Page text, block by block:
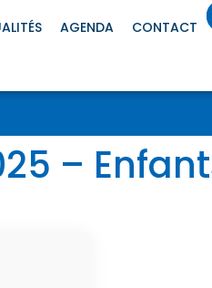
AGENDA CONTACT
–